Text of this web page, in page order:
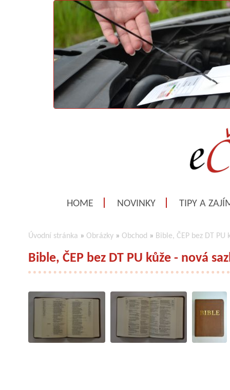
HOME NOVINKY TIPY A
Úvodní stránka » Obrázky » Obchod » Bible, ČEP bez DT PU
Bible, ČEP bez DT PU kůže - nová